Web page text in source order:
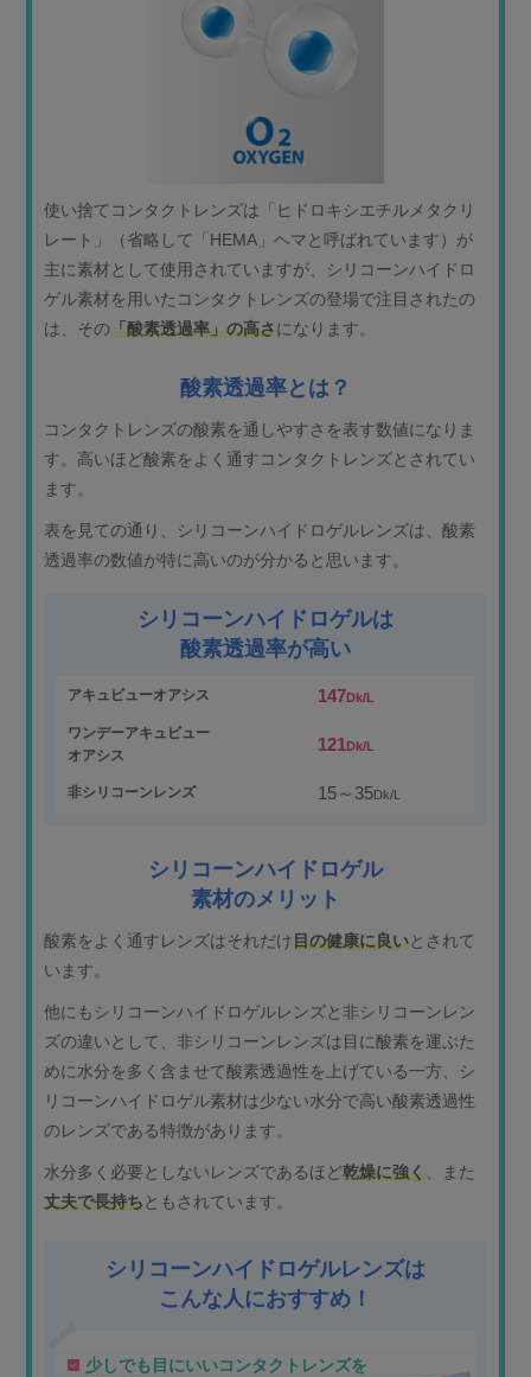
使い捨てコンタクトレンズは「ヒドロキシエチルメタクリ
レート」（省略して「HEMA」ヘマと呼ばれています）が
主に素材として使用されていますが、シリコーンハイドロ
ゲル素材を用いたコンタクトレンズの登場で注目されたの
は、その「酸素透過率」の高さになります。
酸素透過率とは？
コンタクトレンズの酸素を通しやすさを表す数値になりま
す。高いほど酸素をよく通すコンタクトレンズとされてい
ます。
表を見ての通り、シリコーンハイドロゲルレンズは、酸素
透過率の数値が特に高いのが分かると思います。
シリコーンハイドロゲルは
酸素透過率が高い
アキュビューオアシス 147Dk/L
ワンデーアキュビュー
オアシス
121Dk/L
非シリコーンレンズ 15～35Dk/L
シリコーンハイドロゲル
素材のメリット
酸素をよく通すレンズはそれだけ目の健康に良いとされて
います。
他にもシリコーンハイドロゲルレンズと非シリコーンレン
ズの違いとして、非シリコーンレンズは目に酸素を運ぶた
めに水分を多く含ませて酸素透過性を上げている一方、シ
リコーンハイドロゲル素材は少ない水分で高い酸素透過性
のレンズである特徴があります。
水分多く必要としないレンズであるほど乾燥に強く 、また
丈夫で長持ちともされています。
シリコーンハイドロゲルレンズは
こんな人におすすめ！
少しでも目にいいコンタクトレンズを